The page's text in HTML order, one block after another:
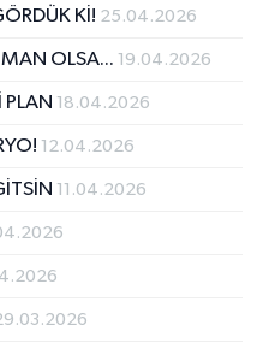
Kİ! 25.04.2026
OLSA... 19.04.2026
PLAN 18.04.2026
12.04.2026
11.04.2026